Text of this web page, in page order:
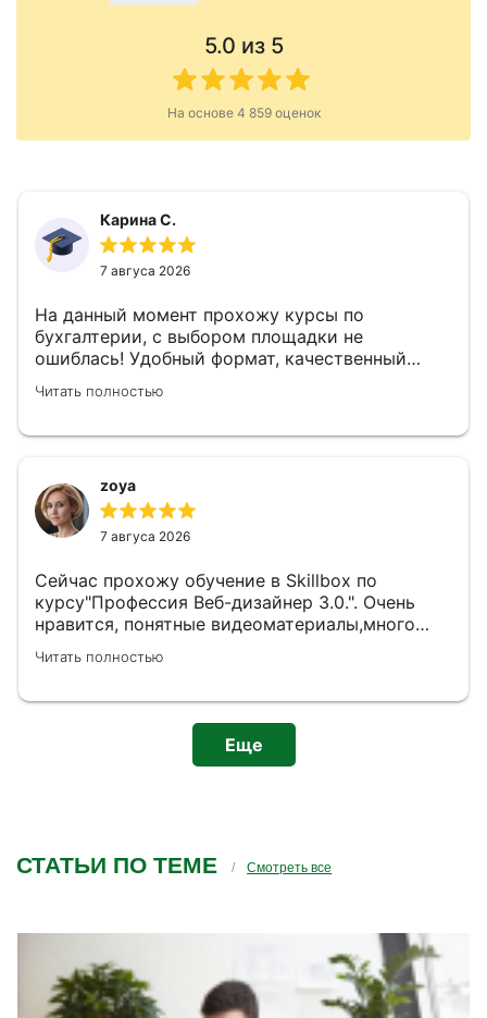
5.0 из 5
На основе 4 859оценок
Карина С.
7 авгуса 2026
На данный момент прохожу курсы по
бухгалтерии, с выбором площадки не
ошиблась! Удобный формат, качественный
материал видеолекций, отличные
практические работы, которые помогают
Читать полностью
zoya
7 авгуса 2026
Сейчас прохожу обучение в Skillbox по
курсу"Профессия Веб-дизайнер 3.0.". Очень
нравится, понятные видеоматериалы,много
практических заданий. Хочется отдельно
сказать про кураторскую поддержку. Куратор
Благодаря этому, я для себя подчеркнула
столь нюансов! Спасибо вам!!!
Читать полностью
Еще
СТАТЬИ ПО ТЕМЕ Смотреть все